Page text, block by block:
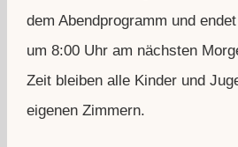
dem Abendprogramm und
um 8:00 Uhr am nächsten
Zeit bleiben alle Kinder und
eigenen Zimmern.